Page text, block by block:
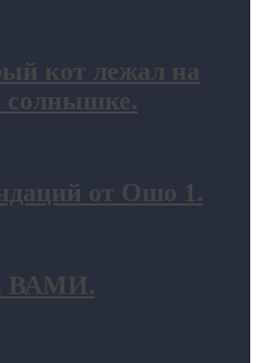
кот лежал на
солнышке.
от Ошо 1.
ВАМИ.